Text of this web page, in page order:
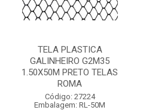
TELA PLASTICA
GALINHEIRO G2M35
1.50X50M PRETO TELAS
ROMA
Código: 27224
Embalagem: RL-50M